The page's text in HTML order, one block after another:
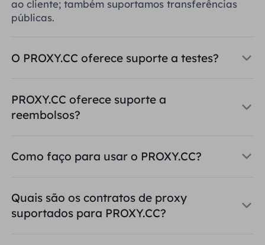
ao cliente; também suportamos transferências
públicas.
O PROXY.CC oferece suporte a testes?
PROXY.CC oferece suporte a
reembolsos?
Como faço para usar o PROXY.CC?
Quais são os contratos de proxy
suportados para PROXY.CC?